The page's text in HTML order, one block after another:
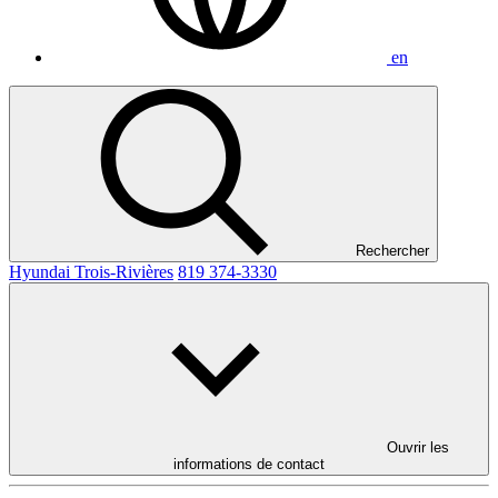
en
Rechercher
Hyundai Trois-Rivières 819 374-3330
Ouvrir les
informations de contact